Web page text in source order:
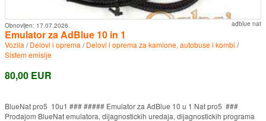
adblue nat
Obnovljen: 17.07.2026.
Emulator za AdBlue 10 in 1
Vozila /Delovi i oprema /Delovi i oprema za kamione, autobuse i kombi /
Sistem emisije
80,00 EUR
BlueNat pro5 10u1 ### ##### Emulator za AdBlue 10 u 1 Nat pro5 ###
Prodajom BlueNat emulatora, dijagnostickih uredaja, dijagnostickih programa